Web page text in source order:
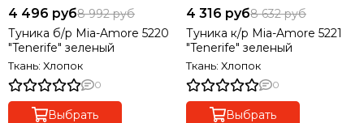
4 496 руб8 992 руб
Туника б/р Mia-Amore 5220
"Tenerife" зеленый
Ткань: Хлопок
0
Выбрать
4 316 руб8 632 руб
Туника к/р Mia-Amore 5221
"Tenerife" зеленый
Ткань: Хлопок
0
Выбрать